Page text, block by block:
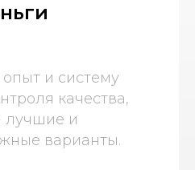
и систему
качества,
лучшие и
варианты.